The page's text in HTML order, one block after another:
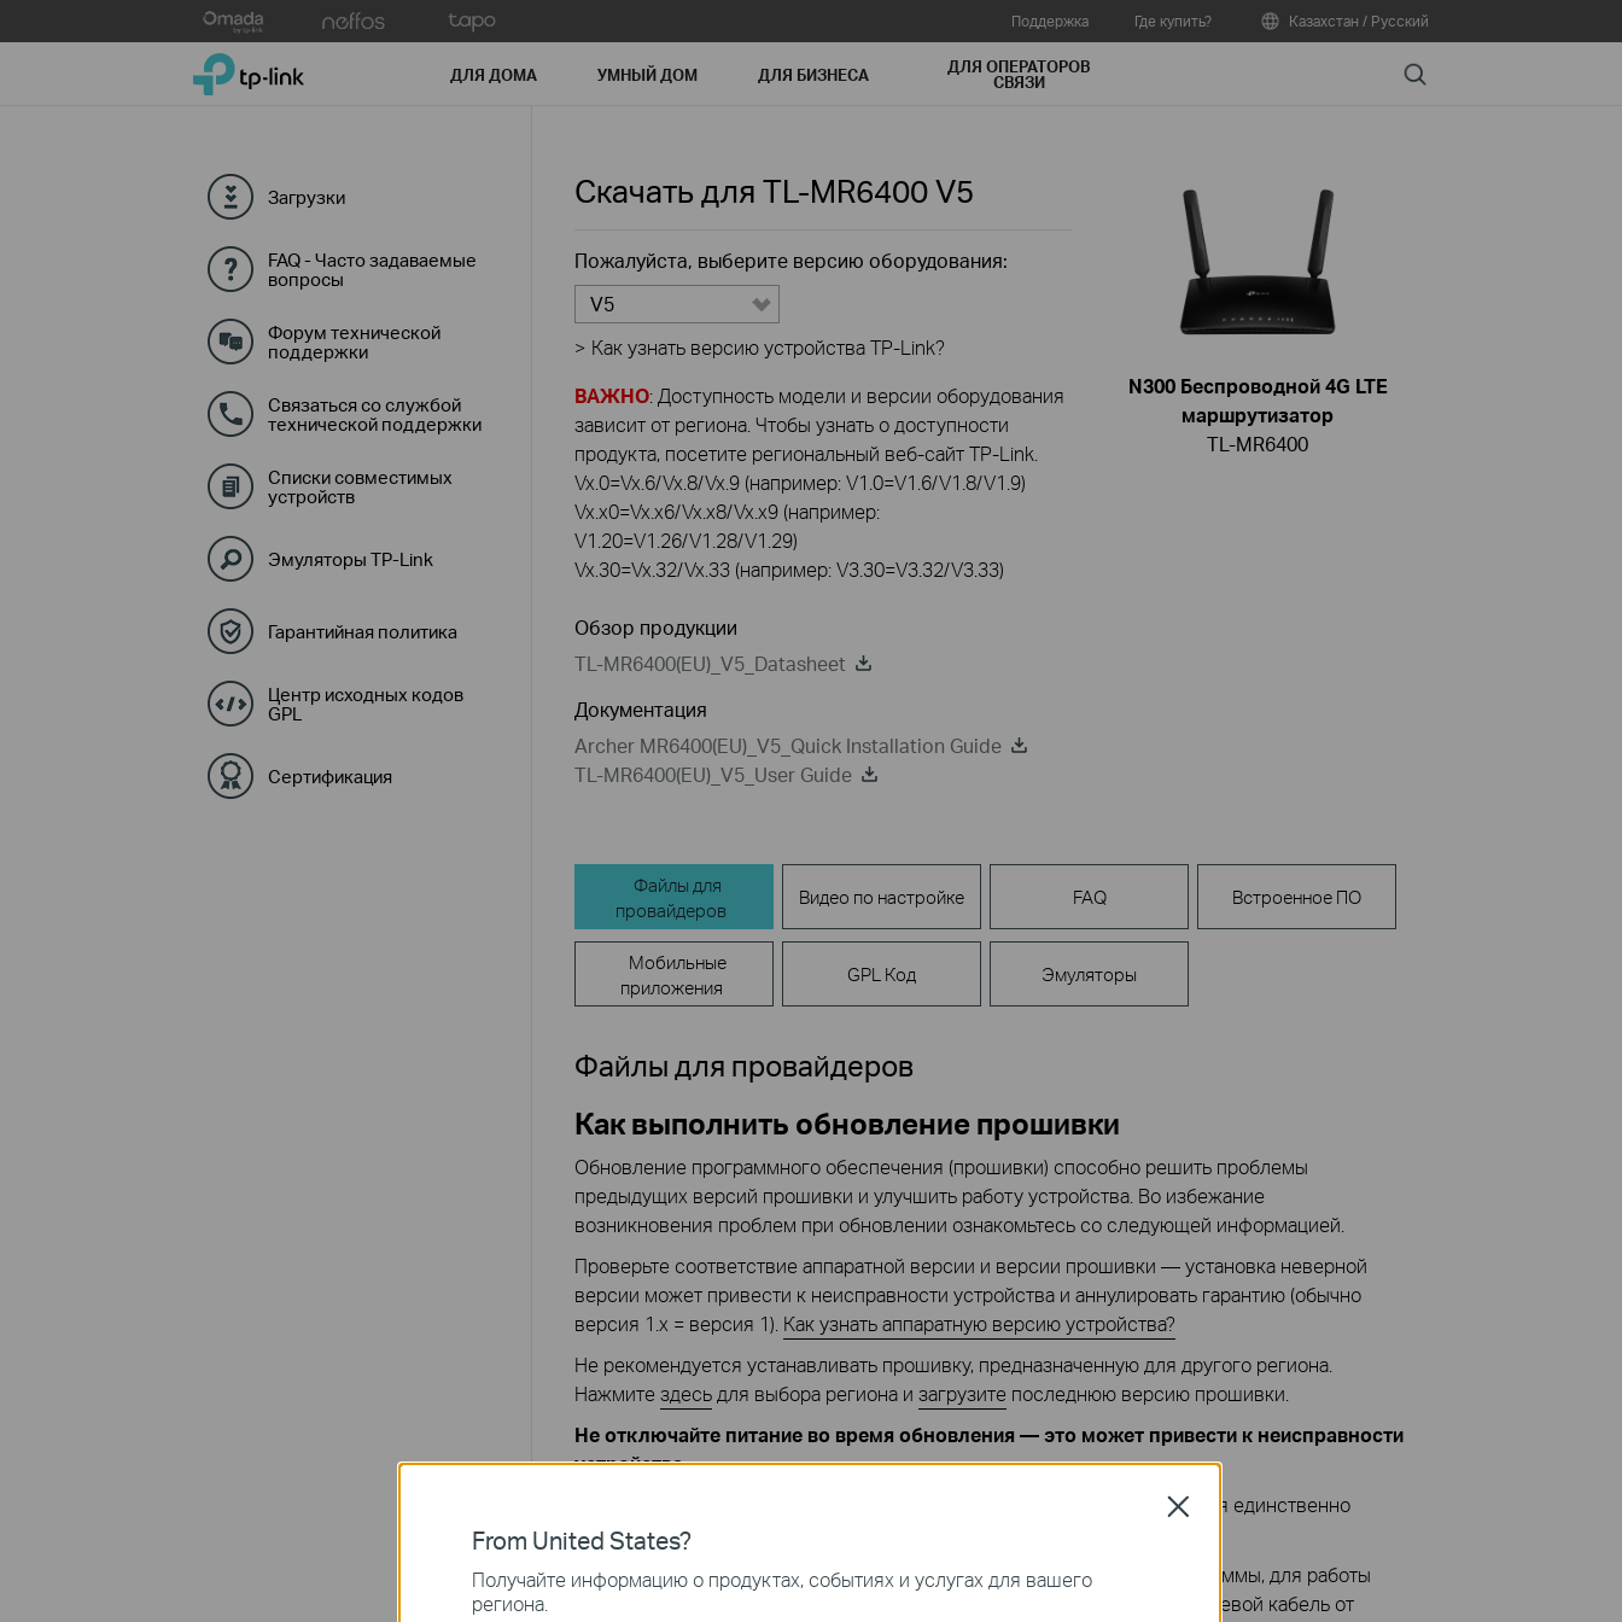
to
Поддержка Где купить? Казахстан / Русский
TP-Link, Reliably Smart ДЛЯ ДОМА УМНЫЙ ДОМ ДЛЯ БИЗНЕСА ДЛЯ ОПЕРАТОРОВ
СВЯЗИ Search
Загрузки
FAQ - Часто задаваемые
вопросы
Форум технической
поддержки
Связаться со службой
технической поддержки
Списки совместимых
устройств
Эмуляторы TP-Link
Гарантийная политика
Центр исходных кодов
GPL
Сертификация
Скачать для TL-MR6400V5
Пожалуйста, выберите версию оборудования:
V5
> Как узнать версию устройства TP-Link?
ВАЖНО: Доступность модели и версии оборудования
зависит от региона. Чтобы узнать о доступности
продукта, посетите региональный веб-сайт TP-Link.
Vx.0=Vx.6/Vx.8/Vx.9 (например: V1.0=V1.6/V1.8/V1.9)
Vx.x0=Vx.x6/Vx.x8/Vx.x9 (например:
V1.20=V1.26/V1.28/V1.29)
Vx.30=Vx.32/Vx.33 (например: V3.30=V3.32/V3.33)
Обзор продукции
TL-MR6400(EU)_V5_Datasheet
Документация
Archer MR6400(EU)_V5_Quick Installation Guide
TL-MR6400(EU)_V5_User Guide
N300 Беспроводной 4G LTE
маршрутизатор
TL-MR6400
Файлы для
провайдеров
Видео по настройке FAQ Встроенное ПО
Мобильные
приложения
GPL Код Эмуляторы
Файлы для провайдеров
Как выполнить обновление прошивки
Обновление программного обеспечения (прошивки) способно решить проблемы
предыдущих версий прошивки и улучшить работу устройства. Во избежание
возникновения проблем при обновлении ознакомьтесь со следующей информацией.
Проверьте соответствие аппаратной версии и версии прошивки — установка неверной
версии может привести к неисправности устройства и аннулировать гарантию (обычно
версия 1.x = версия 1). Как узнать аппаратную версию устройства?
Не рекомендуется устанавливать прошивку, предназначенную для другого региона.
Нажмите здесь для выбора региона и загрузите последнюю версию прошивки.
Не отключайте питание во время обновления — это может привести к неисправности
устройства.
Обновляйте прошивку роутера по Wi-Fi только тогда, когда это является единственно
возможным способом.
Перед обновлением рекомендуется закрыть на компьютере все программы, для работы
которых требуется интернет-подключение, или просто отсоединить сетевой кабель от
From United States?
Получайте информацию о продуктах, событиях и услугах для вашего
региона.
Close